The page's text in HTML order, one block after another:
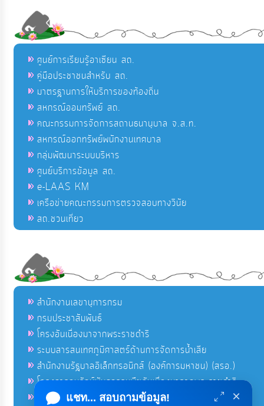
ศูนย์การเรียนรู้อาเซียน สถ.
คู่มือประชาชนสำหรับ สถ.
มาตรฐานการให้บริการของท้องถิ่น
สหกรณ์ออมทรัพย์ สถ.
คณะกรรมการจัดการสถานธนานุบาล จ.ส.ท.
สหกรณ์ออกทรัพย์พนักงานเทศบาล
กลุ่มพัฒนาระบบบริหาร
ศูนย์บริการข้อมูล สถ.
e-LAAS KM
เครือข่ายคณะกรรมการตรวจสอบทางวินัย
สถ.ชวนเที่ยว
สำนักงานเลขานุการกรม
กรมประชาสัมพันธ์
โครงอันเนื่องมาจากพระราชดำริ
ระบบสารสนเทศภูมิศาสตร์ด้านการจัดการน้ำเสีย
สำนักงานรัฐบาลอิเล็กทรอนิกส์ (องค์การมหาชน) (สรอ.)
โครงการอนุรักษ์พันธุกรรมพืชอันเนื่องมาจากพระราชดำริ
คลังข่าวมหาไทย
แชท... สอบถามข้อมูล! ×